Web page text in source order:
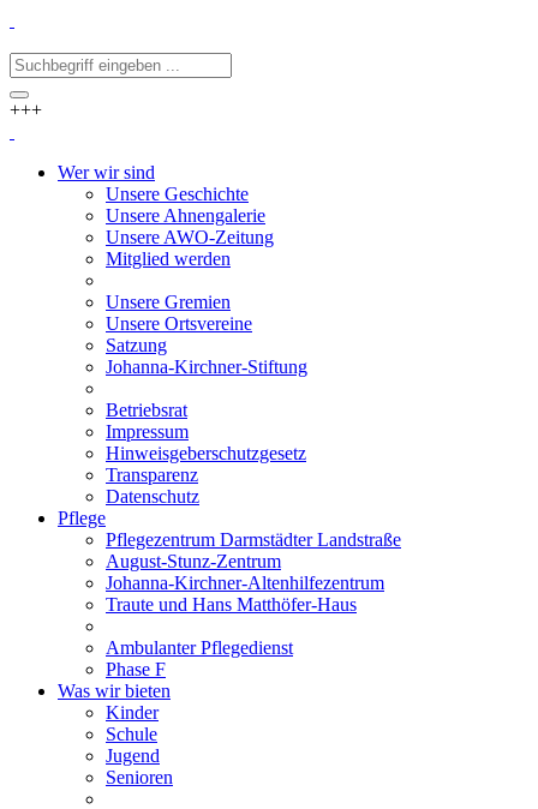
+++
Wer wir sind
Unsere Geschichte
Unsere Ahnengalerie
Unsere AWO-Zeitung
Mitglied werden
Unsere Gremien
Unsere Ortsvereine
Satzung
Johanna-Kirchner-Stiftung
Betriebsrat
Impressum
Hinweisgeberschutzgesetz
Transparenz
Datenschutz
Pflege
Pflegezentrum Darmstädter Landstraße
August-Stunz-Zentrum
Johanna-Kirchner-Altenhilfezentrum
Traute und Hans Matthöfer-Haus
Ambulanter Pflegedienst
Phase F
Was wir bieten
Kinder
Schule
Jugend
Senioren